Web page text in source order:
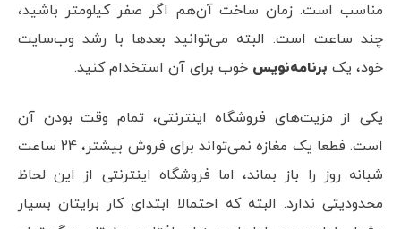
مناسب است. زمان ساخت آن‌هم اگر صفر کیلومتر باشید،
چند ساعت است. البته می‌توانید بعدها با رشد وب‌‌سایت
خود، یک برنامه‌نویس خوب برای آن استخدام کنید.
یکی از مزیت‌های فروشگاه اینترنتی، تمام وقت بودن آن
است. فطعا یک مغازه نمی‌تواند برای فروش بیشتر، 24 ساعت
شبانه روز را باز بماند، اما فروشگاه اینترنتی از این لحاظ
محدودیتی ندارد. البته که احتمالا ابتدای کار برایتان بسیار